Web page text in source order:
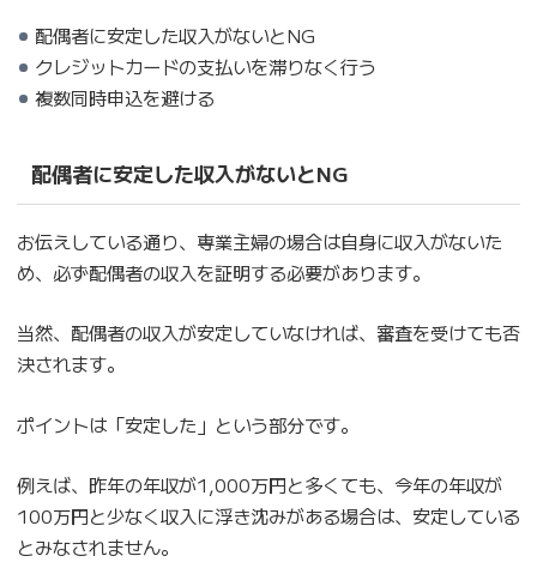
配偶者に安定した収入がないとNG
クレジットカードの支払いを滞りなく行う
複数同時申込を避ける
配偶者に安定した収入がないとNG
お伝えしている通り、専業主婦の場合は自身に収入がないた
め、必ず配偶者の収入を証明する必要があります。
当然、配偶者の収入が安定していなければ、審査を受けても否
決されます。
ポイントは「安定した」という部分です。
例えば、昨年の年収が1,000万円と多くても、今年の年収が
100万円と少なく収入に浮き沈みがある場合は、安定している
とみなされません。